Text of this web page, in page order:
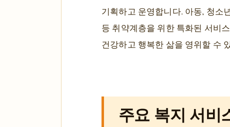
기획하고 운영합니다. 아동, 청소
등 취약계층을 위한 특화된 서비
건강하고 행복한 삶을 영위할 수
주요 복지 서비